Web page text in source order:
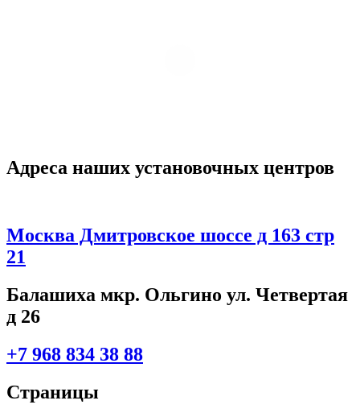
Адреса наших установочных центров
Москва Дмитровское шоссе д 163 стр
21
Балашиха мкр. Ольгино ул. Четвертая
д 26
+7 968 834 38 88
Страницы